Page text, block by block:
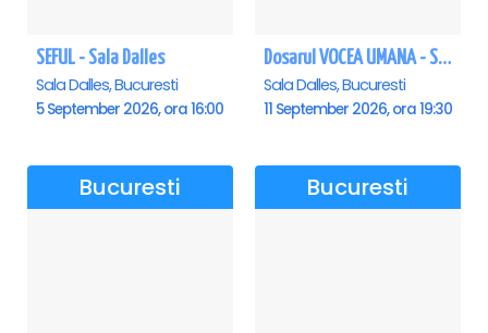
SEFUL - Sala Dalles
Sala Dalles, Bucuresti
5 September 2026, ora 16:00
Dosarul VOCEA UMANA - Sala Dalles
Sala Dalles, Bucuresti
11 September 2026, ora 19:30
Bucuresti Bucuresti